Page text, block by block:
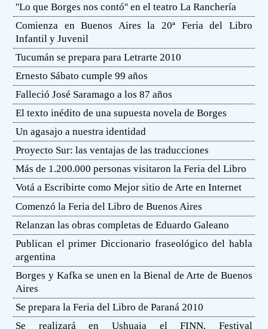
''Lo que Borges nos contó'' en el teatro La Ranchería
Comienza en Buenos Aires la 20ª Feria del Libro
Infantil y Juvenil
Tucumán se prepara para Letrarte 2010
Ernesto Sábato cumple 99 años
Falleció José Saramago a los 87 años
El texto inédito de una supuesta novela de Borges
Un agasajo a nuestra identidad
Proyecto Sur: las ventajas de las traducciones
Más de 1.200.000 personas visitaron la Feria del Libro
Votá a Escribirte como Mejor sitio de Arte en Internet
Comenzó la Feria del Libro de Buenos Aires
Relanzan las obras completas de Eduardo Galeano
Publican el primer Diccionario fraseológico del habla
argentina
Borges y Kafka se unen en la Bienal de Arte de Buenos
Aires
Se prepara la Feria del Libro de Paraná 2010
Se realizará en Ushuaia el FINN, Festival